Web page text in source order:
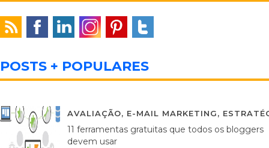
POSTS + POPULARES
AVALIAÇÃO, E-MAIL MARKETING,
11 ferramentas gratuitas que todos os bloggers
devem usar